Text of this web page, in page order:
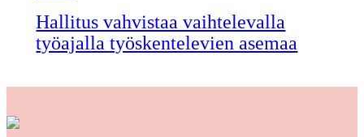
Hallitus vahvistaa vaihtelevalla
työajalla työskentelevien asemaa